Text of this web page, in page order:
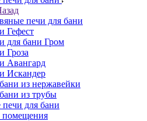
печи для бани
Гефест
для бани Гром
Гроза
Авангард
Искандер
из нержавейки
из трубы
для бани
помещения